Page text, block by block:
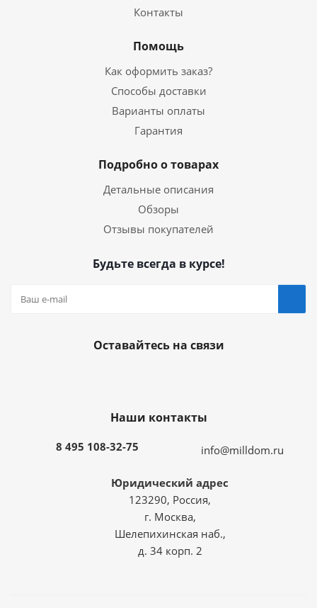
Контакты
Помощь
Как оформить заказ?
Способы доставки
Варианты оплаты
Гарантия
Подробно о товарах
Детальные описания
Обзоры
Отзывы покупателей
Будьте всегда в курсе!
Оставайтесь на связи
Наши контакты
8 495 108-32-75 info@milldom.ru
Юридический адрес
123290, Россия,
г. Москва,
Шелепихинская наб.,
д. 34 корп. 2